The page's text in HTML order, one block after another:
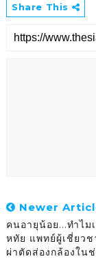
Share This
Newer
คนอายุน้อย...ทำไม
หทัย แพทย์ผู้เชี่ยว
ผ่าตัดส่องกล้องใน